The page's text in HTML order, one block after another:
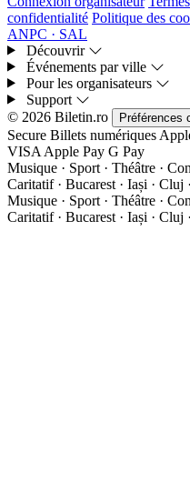
confidentialité Politique des
ANPC · SAL
Découvrir
Événements par ville
Pour les organisateurs
Support
© 2026 Biletin.ro
Préférences
Secure Billets numériques
VISA Apple Pay G Pay
Musique · Sport · Théâtre ·
Caritatif · Bucarest · Iași · Cluj
Musique · Sport · Théâtre ·
Caritatif · Bucarest · Iași · Cluj